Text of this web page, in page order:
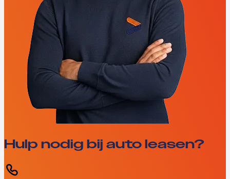
Hulp nodig bij auto leasen?